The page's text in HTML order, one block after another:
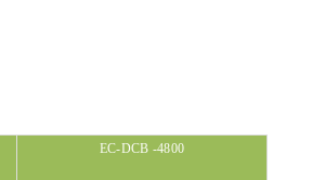
EC-DCB -4800